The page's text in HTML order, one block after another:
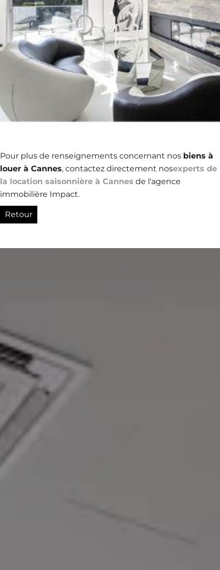
Pour plus de renseignements concernant nos biens à
louer à Cannes, contactez directement nosexperts de
la location saisonnière à Cannes de l'agence
immobilière Impact.
Retour